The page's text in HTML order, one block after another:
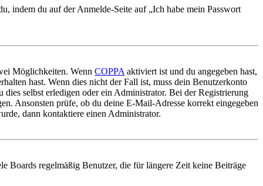
indem du auf der Anmelde-Seite auf „Ich habe mein Passwort
Möglichkeiten. Wenn COPPA aktiviert ist und du angegeben hast,
hast. Wenn dies nicht der Fall ist, muss dein Benutzerkonto
selbst erledigen oder ein Administrator. Bei der Registrierung
Ansonsten prüfe, ob du deine E-Mail-Adresse korrekt eingegeben
dann kontaktiere einen Administrator.
Boards regelmäßig Benutzer, die für längere Zeit keine Beiträge